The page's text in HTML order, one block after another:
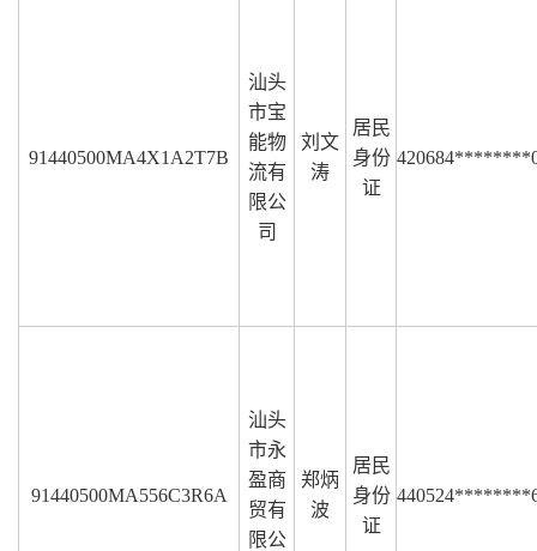
91440500MA4X1A2T7B
汕头
市宝
能物
流有
限公
司
刘文
涛
居民
身份
证
91440500MA556C3R6A
汕头
市永
盈商
贸有
限公
郑炳
波
居民
身份
证